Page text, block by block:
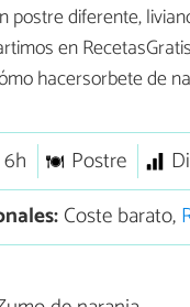
postre diferente,
en
hacersorbete de
6h Postre
Coste barato,